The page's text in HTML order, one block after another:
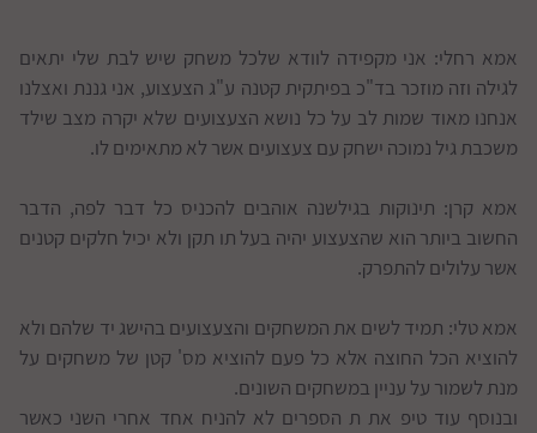
אמא רחלי: אני מקפידה לוודא שלכל משחק שיש לבת שלי יתאים
לגילה וזה מוזכר בד"כ בפיתקית קטנה ע"ג הצעצוע, אני גננת ואצלנו
אנחנו מאוד שמות לב על כל נושא הצעצועים שלא יקרה מצב שילד
משכבת גיל נמוכה ישחק עם צעצועים אשר לא מתאימים לו.
אמא קרן: תינוקות בגילשנה אוהבים להכניס כל דבר לפה, הדבר
החשוב ביותר הוא שהצעצוע יהיה בעל תו תקן ולא יכיל חלקים קטנים
אשר עלולים להתפרק.
אמא טלי: תמיד לשים את המשחקים והצעצועים בהישג יד שלהם ולא
להוציא הכל החוצה אלא כל פעם להוציא מס' קטן של משחקים על
מנת לשמור על עניין במשחקים השונים.
ובנוסף עוד טיפ את ת הספרים לא להניח אחד אחרי השני כאשר